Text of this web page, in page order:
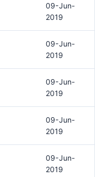
09-Jun-
2019
09-Jun-
2019
09-Jun-
2019
09-Jun-
2019
09-Jun-
2019